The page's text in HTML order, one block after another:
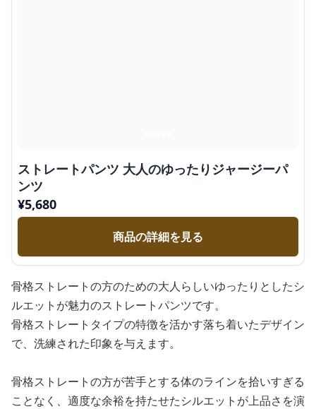
ストレートパンツ 大人のゆったりジャージーパ
ンツ
¥5,680
商品の詳細を見る
骨格ストレートの方のための大人らしいゆったりとしたシ
ルエットが魅力のストレートパンツです。
骨格ストレートタイプの特徴を活かす落ち着いたデザイン
で、洗練された印象を与えます。
骨格ストレートの方が苦手とする体のラインを拾いすぎる
ことなく、適度な余裕を持たせたシルエットが上品さを演